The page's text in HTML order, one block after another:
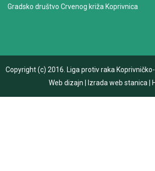
Gradsko društvo Crvenog križa Koprivnica
Copyright (c) 2016. Liga protiv raka
Web dizajn
Izrada web stanica